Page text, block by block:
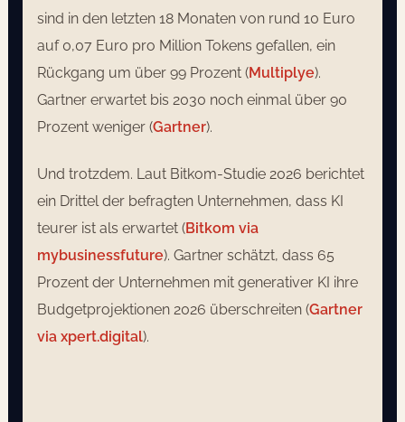
sind in den letzten 18 Monaten von rund 10 Euro
auf 0,07 Euro pro Million Tokens gefallen, ein
Rückgang um über 99 Prozent (Multiplye).
Gartner erwartet bis 2030 noch einmal über 90
Prozent weniger (Gartner).
Und trotzdem. Laut Bitkom-Studie 2026 berichtet
ein Drittel der befragten Unternehmen, dass KI
teurer ist als erwartet (Bitkom via
mybusinessfuture). Gartner schätzt, dass 65
Prozent der Unternehmen mit generativer KI ihre
Budgetprojektionen 2026 überschreiten (Gartner
via xpert.digital).